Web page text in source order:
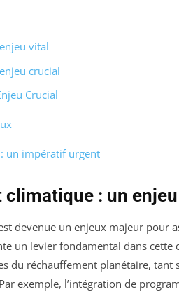
vital
crucial
Crucial
un impératif urgent
: un enjeu
devenue un enjeux majeur pour
un levier fondamental dans cette
du réchauffement planétaire, tant
exemple, l’intégration de